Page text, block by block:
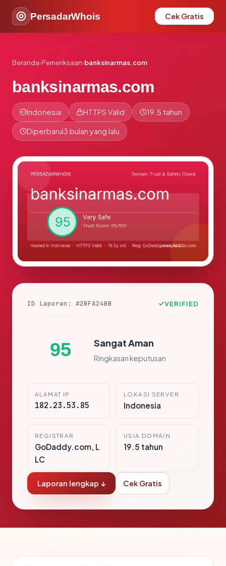
PersadarWhois Cek Gratis
Beranda›Pemeriksaan›banksinarmas.com
banksinarmas.com
Indonesia HTTPS Valid 19.5 tahun
Diperbarui3 bulan yang lalu
ID Laporan: #2BFA24BB VERIFIED
95 Sangat Aman
Ringkasan keputusan
ALAMAT IP
182.23.53.85
LOKASI SERVER
Indonesia
REGISTRAR
GoDaddy.com, L
LC
USIA DOMAIN
19.5 tahun
Laporan lengkap ↓ Cek Gratis